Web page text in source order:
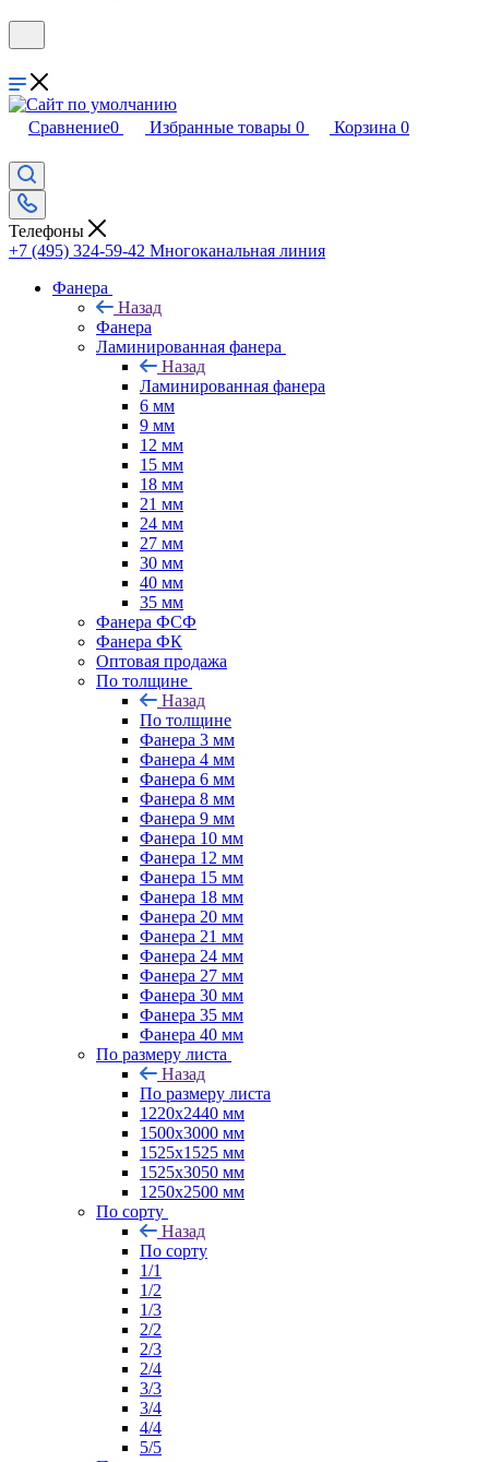
Сравнение0 Избранные товары 0 Корзина 0
Телефоны
+7 (495) 324-59-42 Многоканальная линия
Фанера
Назад
Фанера
Ламинированная фанера
Назад
Ламинированная фанера
6 мм
9 мм
12 мм
15 мм
18 мм
21 мм
24 мм
27 мм
30 мм
40 мм
35 мм
Фанера ФСФ
Фанера ФК
Оптовая продажа
По толщине
Назад
По толщине
Фанера 3 мм
Фанера 4 мм
Фанера 6 мм
Фанера 8 мм
Фанера 9 мм
Фанера 10 мм
Фанера 12 мм
Фанера 15 мм
Фанера 18 мм
Фанера 20 мм
Фанера 21 мм
Фанера 24 мм
Фанера 27 мм
Фанера 30 мм
Фанера 35 мм
Фанера 40 мм
По размеру листа
Назад
По размеру листа
1220х2440 мм
1500х3000 мм
1525x1525 мм
1525х3050 мм
1250х2500 мм
По сорту
Назад
По сорту
1/1
1/2
1/3
2/2
2/3
2/4
3/3
3/4
4/4
5/5